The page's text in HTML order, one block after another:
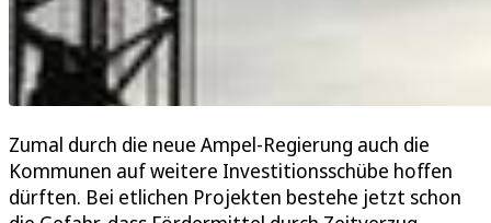
Zumal durch die neue Ampel-Regierung auch die
Kommunen auf weitere Investitionsschübe hoffen
dürften. Bei etlichen Projekten bestehe jetzt schon